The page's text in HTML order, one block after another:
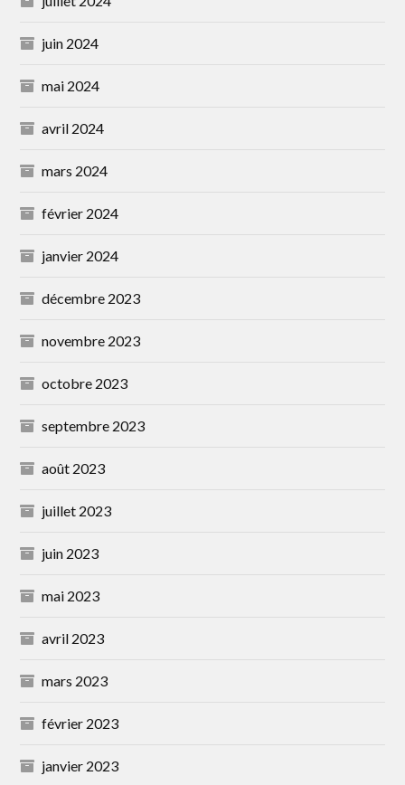
juin 2024
mai 2024
avril 2024
mars 2024
février 2024
janvier 2024
décembre 2023
novembre 2023
octobre 2023
septembre 2023
août 2023
juillet 2023
juin 2023
mai 2023
avril 2023
mars 2023
février 2023
janvier 2023